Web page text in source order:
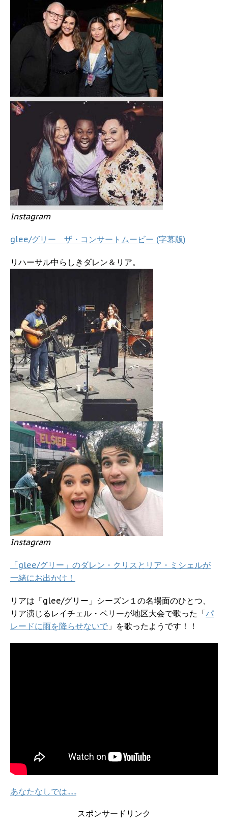
Instagram
glee/グリー ザ・コンサートムービー (字幕版)
リハーサル中らしきダレン＆リア。
Instagram
「glee/グリー」のダレン・クリスとリア・ミシェルが
一緒にお出かけ！
リアは「glee/グリー」シーズン１の名場面のひとつ、
リア演じるレイチェル・ベリーが地区大会で歌った「パ
レードに雨を降らせないで 」を歌ったようです！！
あなたなしでは......
スポンサードリンク